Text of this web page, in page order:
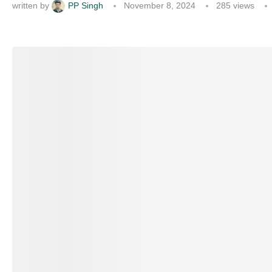
written by PP Singh November 8, 2024 285 views